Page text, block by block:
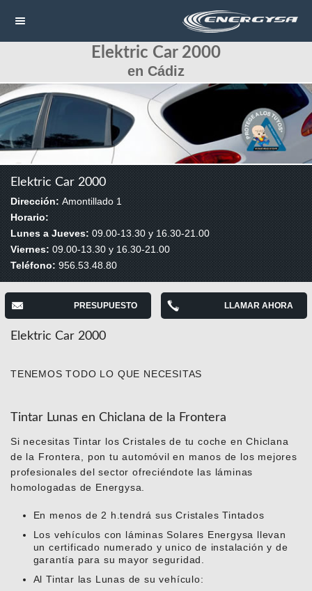
HOME
CONTACTAR
LLAMAR
Elektric Car 2000
en Cádiz
Elektric Car 2000
Dirección: Amontillado 1
Horario:
Lunes a Jueves:09.00-13.30 y 16.30-21.00
Viernes:09.00-13.30 y 16.30-21.00
Teléfono:956.53.48.80
PRESUPUESTO LLAMAR AHORA
Elektric Car 2000
TENEMOS TODO LO QUE NECESITAS
Tintar Lunas en Chiclana de la Frontera
Si necesitas Tintar los Cristales de tu coche en Chiclana
de la Frontera, pon tu automóvil en manos de los mejores
profesionales del sector ofreciéndote las láminas
homologadas de Energysa.
En menos de 2 h.tendrá sus Cristales Tintados
Los vehículos con láminas Solares Energysa llevan
un certificado numerado y unico de instalación y de
garantía para su mayor seguridad.
Al Tintar las Lunas de su vehículo: